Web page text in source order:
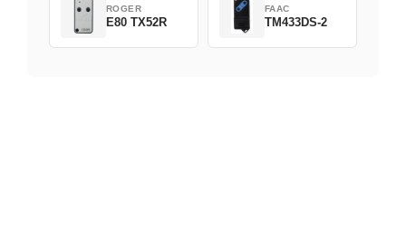
ROGER
E80 TX52R
FAAC
TM433DS-2